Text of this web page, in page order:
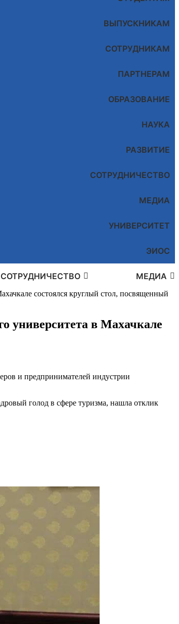
ВЫПУСКНИКАМ
СОТРУДНИКАМ
ПАРТНЕРАМ
ОБРАЗОВАНИЕ
НАУКА
РАЗВИТИЕ
СОТРУДНИЧЕСТВО
МЕДИА
УНИВЕРСИТЕТ
ЭИОС
СОТРУДНИЧЕСТВО МЕДИА
состоялся круглый стол, посвященный
университета в Махачкале
и предпринимателей индустрии
голод в сфере туризма, нашла отклик